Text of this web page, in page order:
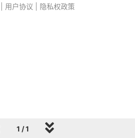
1 / 1
用户协议 隐私权政策